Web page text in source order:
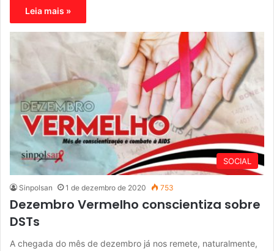
Leia mais »
SOCIAL
Sinpolsan 1 de dezembro de 2020 753
Dezembro Vermelho conscientiza sobre
DSTs
A chegada do mês de dezembro já nos remete, naturalmente,